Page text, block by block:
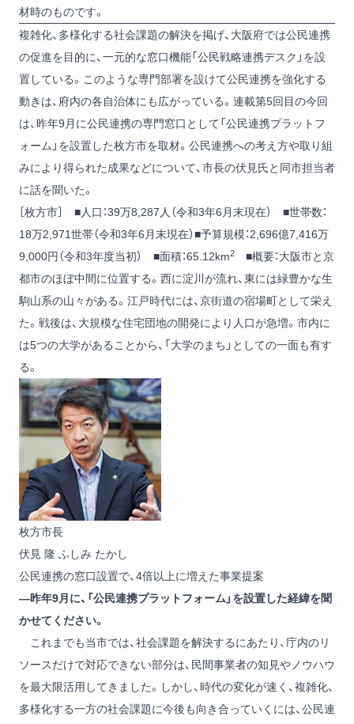
材時のものです。
複雑化、多様化する社会課題の解決を掲げ、大阪府では公民連携
の促進を目的に、一元的な窓口機能「公民戦略連携デスク」を設
置している。このような専門部署を設けて公民連携を強化する
動きは、府内の各自治体にも広がっている。連載第5回目の今回
は、昨年9月に公民連携の専門窓口として「公民連携プラットフ
ォーム」を設置した枚方市を取材。公民連携への考え方や取り組
みにより得られた成果などについて、市長の伏見氏と同市担当者
に話を聞いた。
［枚方市］ ■人口：39万8,287人（令和3年6月末現在） ■世帯数：
18万2,971世帯（令和3年6月末現在）■予算規模：2,696億7,416万
9,000円（令和3年度当初） ■面積：65.12km2
■概要：大阪市と京
都市のほぼ中間に位置する。西に淀川が流れ、東には緑豊かな生
駒山系の山々がある。江戸時代には、京街道の宿場町として栄え
た。戦後は、大規模な住宅団地の開発により人口が急増。市内に
は5つの大学があることから、「大学のまち」としての一面も有す
る。
枚方市長
伏見 隆 ふしみ たかし
公民連携の窓口設置で、4倍以上に増えた事業提案
―昨年9月に、「公民連携プラットフォーム」を設置した経緯を聞
かせてください。
これまでも当市では、社会課題を解決するにあたり、庁内のリ
ソースだけで対応できない部分は、民間事業者の知見やノウハウ
を最大限活用してきました。しかし、時代の変化が速く、複雑化、
多様化する一方の社会課題に今後も向き合っていくには、公民連